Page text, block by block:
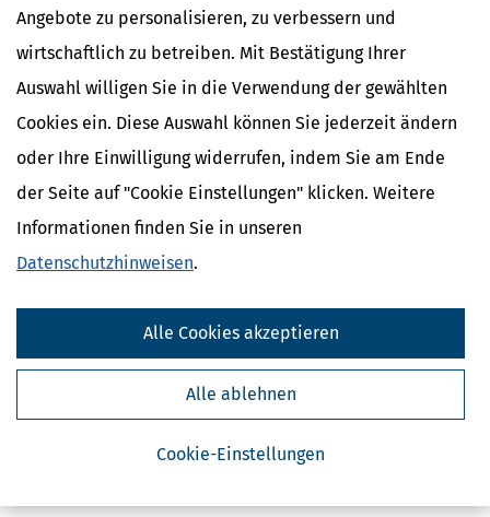
Angebote zu personalisieren, zu verbessern und
wirtschaftlich zu betreiben. Mit Bestätigung Ihrer
Auswahl willigen Sie in die Verwendung der gewählten
Cookies ein. Diese Auswahl können Sie jederzeit ändern
oder Ihre Einwilligung widerrufen, indem Sie am Ende
der Seite auf "Cookie Einstellungen" klicken. Weitere
Informationen finden Sie in unseren
Datenschutzhinweisen.
Cookie-Einstellungen
Alle ablehnen
Alle Cookies akzeptieren
Kostenlose Steuertipps & News
Steuertipps
Steuertipps Selbstständige
Geldtipps
Ja, ich möchte die kostenlosen Newsletter
von Steuertipps abonnieren. Die